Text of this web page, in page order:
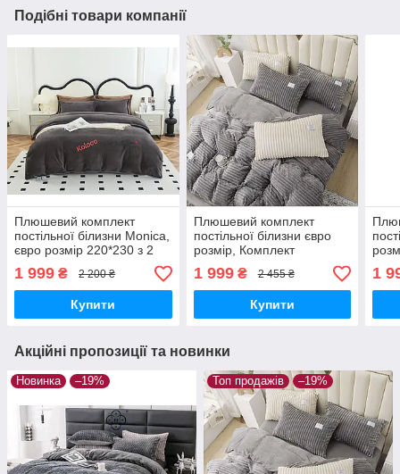
Подібні товари компанії
Плюшевий комплект
постільної білизни Monica,
євро розмір 220*230 з 2
наволочками 50 × 70
1 999 ₴ 2 200 ₴
Купити
Плюшевий комплект
постільної білизни євро
розмір, Комплект
постільної білизни з
Велюр ТМ Colorful Home
1 999₴ 2 455 ₴
Купити
1
Акційні пропозиції та новинки
Новинка –19% Топ продажів –19%